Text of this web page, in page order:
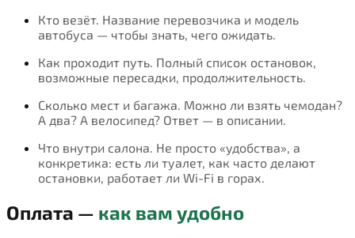
Кто везёт. Название перевозчика и модель
автобуса — чтобы знать, чего ожидать.
Как проходит путь. Полный список остановок,
возможные пересадки, продолжительность.
Сколько мест и багажа. Можно ли взять чемодан?
А два? А велосипед? Ответ — в описании.
Что внутри салона. Не просто «удобства», а
конкретика: есть ли туалет, как часто делают
остановки, работает ли Wi-Fi в горах.
Оплата — как вам удобно